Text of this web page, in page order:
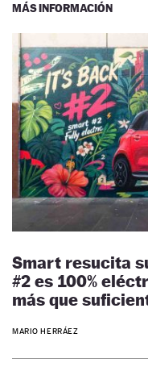
MÁS INFORMACIÓN
Smart resucita
#2 es 100%
más que
MARIO HERRÁEZ